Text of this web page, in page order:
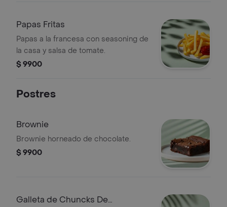
Papas Fritas
Papas a la francesa con seasoning de
la casa y salsa de tomate.
$ 9900
Postres
Brownie
Brownie horneado de chocolate.
$ 9900
Galleta de Chuncks De